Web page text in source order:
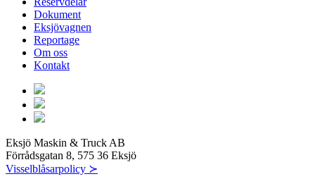
Dokument
Eksjövagnen
Reportage
Om oss
Kontakt
Eksjö Maskin & Truck AB
Förrådsgatan 8, 575 36 Eksjö
Visselblåsarpolicy ≻